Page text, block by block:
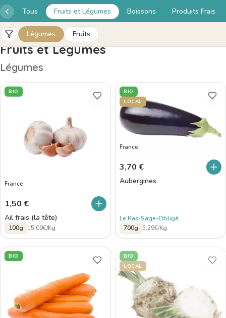
Tous Fruits et Légumes Boissons Produits Frais
Légumes Fruits
TRI
Pertinence
Prix décroissant
Nouveautés
FILTRES
Fruits et Légumes
Légumes
BIO
France
1,50 €
Ail frais (la tête)
100g 15,00€/Kg
BIO
LOCAL
France
3,70 €
Aubergines
Le Pas-Sage-Obligé
700g 5,29€/Kg
BIO
BIO
LOCAL